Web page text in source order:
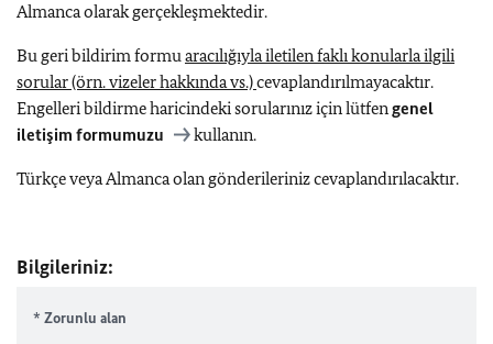
Almanca olarak gerçekleşmektedir.
Bu geri bildirim formuaracılığıyla iletilen faklı konularla ilgili
sorular (örn. vizeler hakkında vs.)cevaplandırılmayacaktır.
Engelleri bildirme haricindeki sorularınız için lütfengenel
iletişim formumuzu
kullanın.
Türkçe veya Almanca olan gönderileriniz cevaplandırılacaktır.
Bilgileriniz:
* Zorunlu alan